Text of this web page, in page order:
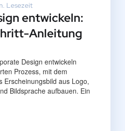
Lesezeit
entwickeln:
Anleitung
Design entwickeln
Prozess, mit dem
Erscheinungsbild aus Logo,
Bildsprache aufbauen. Ein